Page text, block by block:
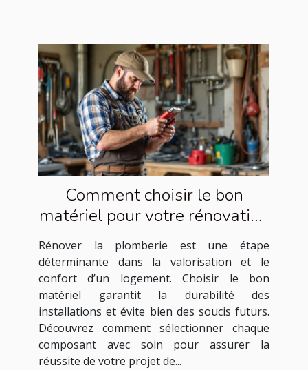
Comment choisir le bon
matériel pour votre rénovation
de plomberie ?
Rénover la plomberie est une étape
déterminante dans la valorisation et le
confort d’un logement. Choisir le bon
matériel garantit la durabilité des
installations et évite bien des soucis futurs.
Découvrez comment sélectionner chaque
composant avec soin pour assurer la
réussite de votre projet de...